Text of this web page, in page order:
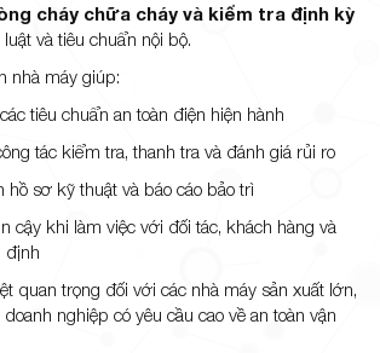
cháy chữa cháy và kiểm tra định kỳ
và tiêu chuẩn nội bộ.
nhà máy giúp:
tiêu chuẩn an toàn điện hiện hành
tác kiểm tra, thanh tra và đánh giá rủi ro
hồ sơ kỹ thuật và báo cáo bảo trì
cậy khi làm việc với đối tác, khách hàng và
định
quan trọng đối với các nhà máy sản xuất lớn,
nghiệp có yêu cầu cao về an toàn vận